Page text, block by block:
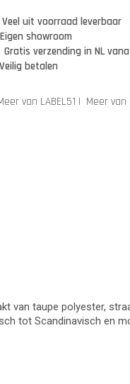
Veel uit voorraad leverbaar
Eigen showroom
Gratis verzending in NL
Veilig betalen
van LABEL51 | Meer van
van taupe polyester,
tot Scandinavisch en